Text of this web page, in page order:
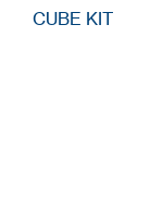
CUBE KIT